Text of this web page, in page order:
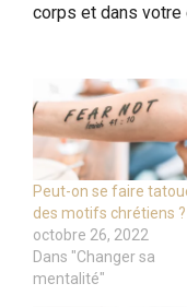
corps et dans votre
Peut-on se faire
des motifs chrétiens ?
octobre 26, 2022
Dans "Changer sa
mentalité"